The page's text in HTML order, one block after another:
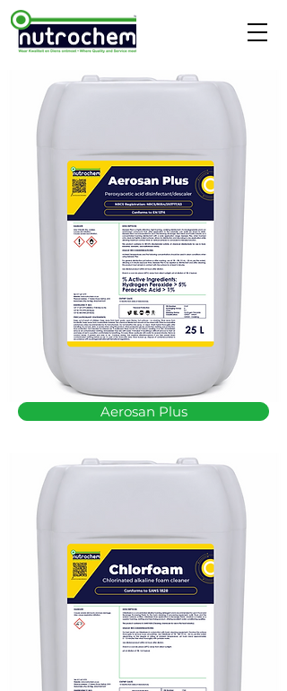
Aerosan Plus